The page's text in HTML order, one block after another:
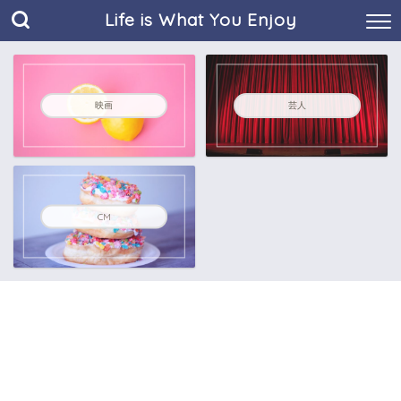
Life is What You Enjoy
映画 芸人
CM